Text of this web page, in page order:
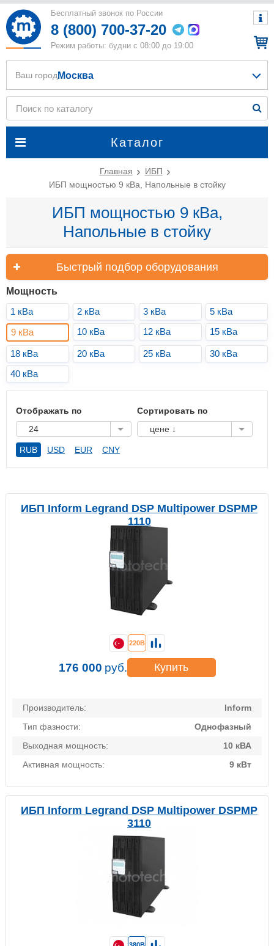
Бесплатный звонок по России
8 (800) 700-37-20
Режим работы: будни с 08:00 до 19:00
Каталог
Ваш город Москва
Главная
ИБП
ИБП мощностью 9 кВа, Напольные в стойку
ИБП мощностью 9 кВа,
Напольные в стойку
Быстрый подбор оборудования
Мощность
1 кВа
2 кВа 3 кВа
5 кВа
9 кВа
10 кВа 12 кВа 15 кВа
18 кВа 20 кВа 25 кВа
30 кВа
40 кВа
Отображать по
24
Сортировать по
цене ↓
RUB USD EUR CNY
ИБП Inform Legrand DSP Multipower DSPMP
1110
Производитель:
Inform
Тип фазности:
Однофазный
Выходная мощность:
10 кВА
Активная мощность:
9 кВт
220В
176 000 руб. Купить
ИБП Inform Legrand DSP Multipower DSPMP
3110